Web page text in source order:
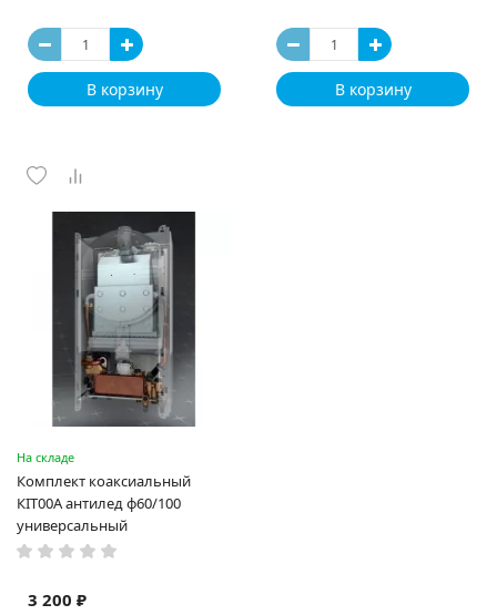
В корзину В корзину
На складе
Комплект коаксиальный
КІТ00A антилед ф60/100
универсальный
3 200 ₽